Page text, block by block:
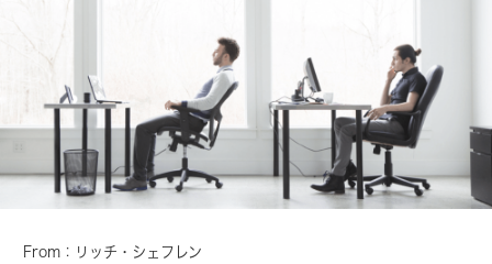
From：リッチ・シェフレン